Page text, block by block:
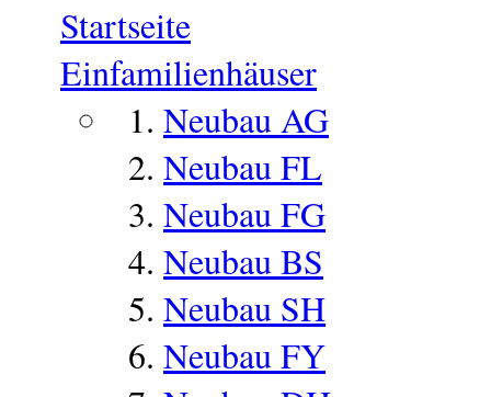
Startseite
Einfamilienhäuser
Neubau AG
Neubau FL
Neubau FG
Neubau BS
Neubau SH
Neubau FY